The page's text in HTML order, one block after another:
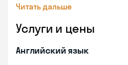
Читать дальше
Услуги и цены
Английский язык